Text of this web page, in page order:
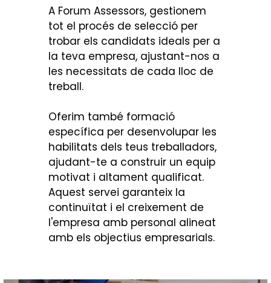
A Forum Assessors, gestionem
tot el procés de selecció per
trobar els candidats ideals per a
la teva empresa, ajustant-nos a
les necessitats de cada lloc de
treball.
Oferim també formació
específica per desenvolupar les
habilitats dels teus treballadors,
ajudant-te a construir un equip
motivat i altament qualificat.
Aquest servei garanteix la
continuïtat i el creixement de
l'empresa amb personal alineat
amb els objectius empresarials.